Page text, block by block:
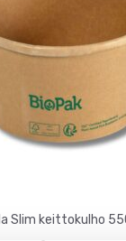
Slim keittokulho